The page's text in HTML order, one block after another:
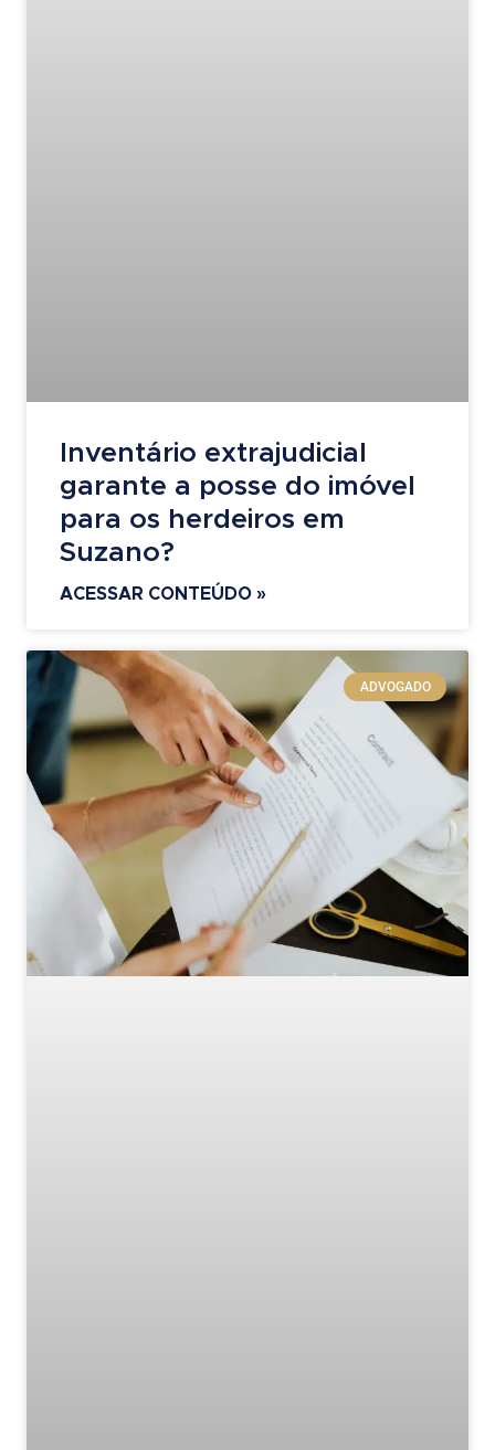
Inventário extrajudicial
garante a posse do imóvel
para os herdeiros em
Suzano?
ACESSAR CONTEÚDO »
ADVOGADO